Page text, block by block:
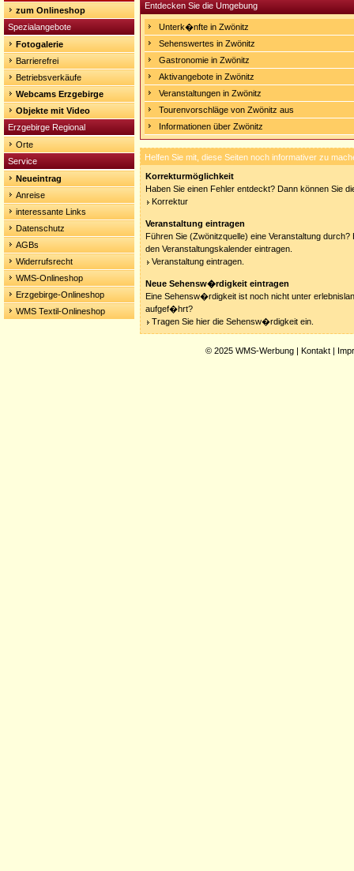
zum Onlineshop
Spezialangebote
Fotogalerie
Barrierefrei
Betriebsverkäufe
Webcams Erzgebirge
Objekte mit Video
Erzgebirge Regional
Orte
Service
Neueintrag
Anreise
interessante Links
Datenschutz
AGBs
Widerrufsrecht
WMS-Onlineshop
Erzgebirge-Onlineshop
WMS Textil-Onlineshop
Entdecken Sie die Umgebung
Unterk�nfte in Zwönitz
Sehenswertes in Zwönitz
Gastronomie in Zwönitz
Aktivangebote in Zwönitz
Veranstaltungen in Zwönitz
Tourenvorschläge von Zwönitz aus
Informationen über Zwönitz
Helfen Sie mit, diese Seiten noch informativer zu
Korrekturmöglichkeit
Haben Sie einen Fehler entdeckt? Dann können Sie
Korrektur
Veranstaltung eintragen
Führen Sie (Zwönitzquelle) eine Veranstaltung durch?
den Veranstaltungskalender eintragen.
Veranstaltung eintragen.
Neue Sehensw�rdigkeit eintragen
Eine Sehensw�rdigkeit ist noch nicht unter
aufgef�hrt?
Tragen Sie hier die Sehensw�rdigkeit ein.
© 2025 WMS-Werbung | Kontakt |